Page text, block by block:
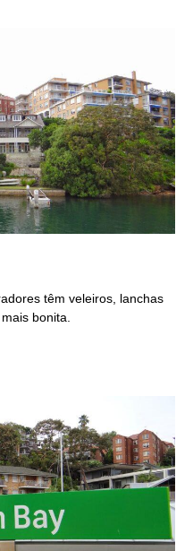
têm veleiros, lanchas
bonita.